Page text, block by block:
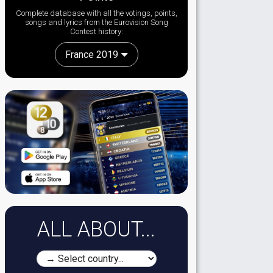
Complete database with all the votings, points,
songs and lyrics from the Eurovision Song
Contest history:
France 2019
ALL ABOUT...